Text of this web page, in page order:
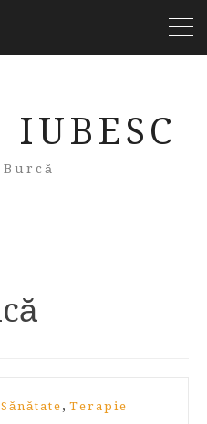
Sănătate , Terapie